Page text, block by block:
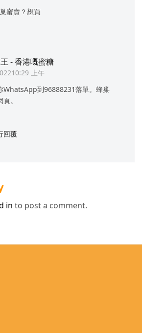
蜜賣？想買
- 香港嘅蜜糖
上午
WhatsApp到96888231落單。蜂巢
。
回覆
in to post a comment.